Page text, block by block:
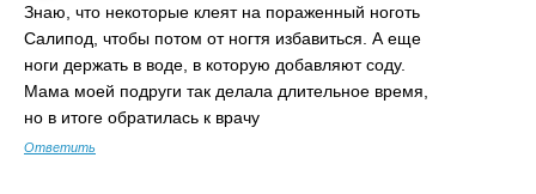
Знаю, что некоторые клеят на пораженный ноготь
Салипод, чтобы потом от ногтя избавиться. А еще
ноги держать в воде, в которую добавляют соду.
Мама моей подруги так делала длительное время,
но в итоге обратилась к врачу
Ответить